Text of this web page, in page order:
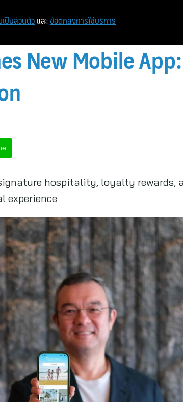
หน้าแรก ท่องเที่ยว
New Mobile
hospitality, loyalty rewards,
experience
เป็นส่วนตัว และ ข้อตกลงการใช้บริการ